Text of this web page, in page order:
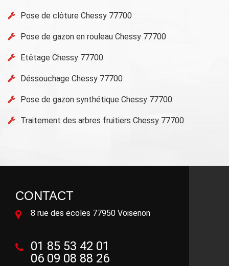
Pose de clôture Chessy 77700
Pose de gazon en rouleau Chessy 77700
Etêtage Chessy 77700
Déssouchage Chessy 77700
Pose de gazon synthétique Chessy 77700
Traitement des arbres fruitiers Chessy 77700
CONTACT
8 rue des ecoles 77950 Voisenon
01 85 53 42 01
06 09 08 88 26